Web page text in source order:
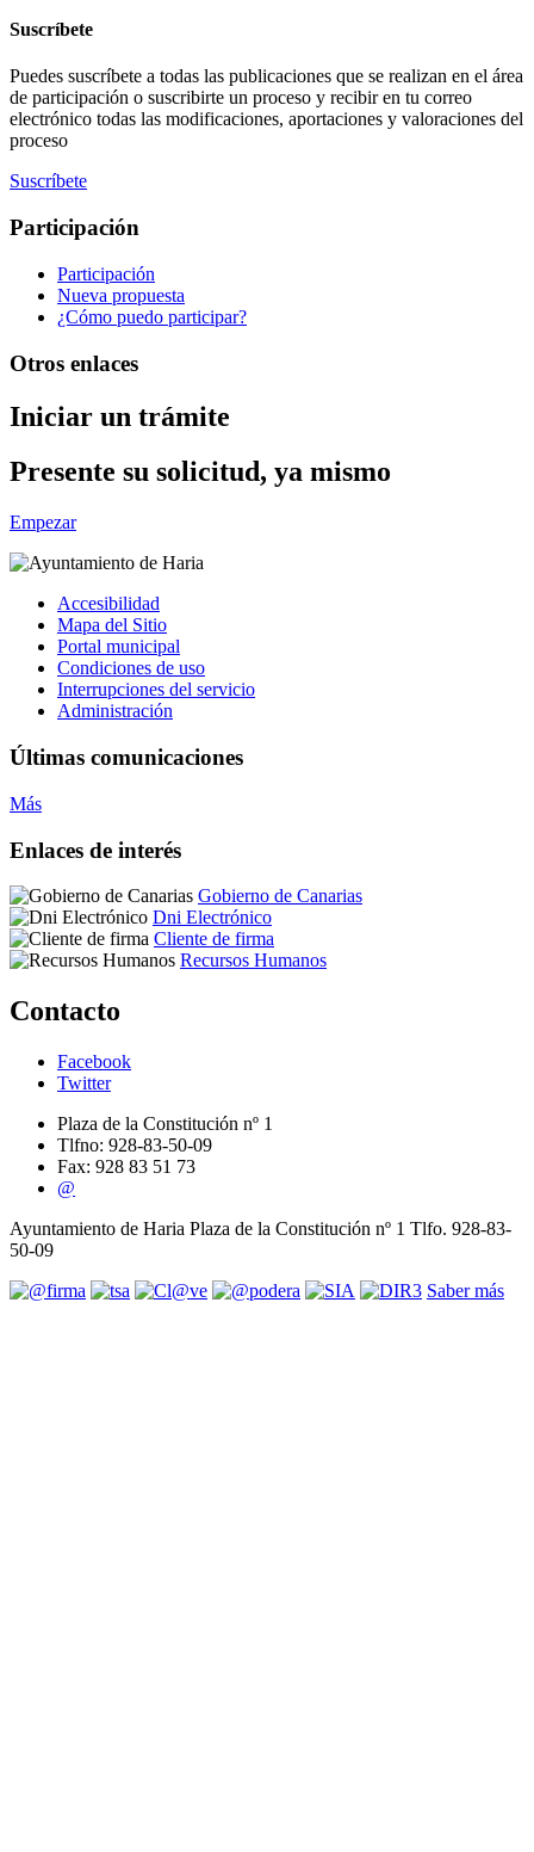
Suscríbete
Puedes suscríbete a todas las publicaciones que se realizan en el área
de participación o suscribirte un proceso y recibir en tu correo
electrónico todas las modificaciones, aportaciones y valoraciones del
proceso
Suscríbete
Participación
Participación
Nueva propuesta
¿Cómo puedo participar?
Otros enlaces
Iniciar un trámite
Presente su solicitud, ya mismo
Empezar
Accesibilidad
Mapa del Sitio
Portal municipal
Condiciones de uso
Interrupciones del servicio
Administración
Últimas comunicaciones
Más
Enlaces de interés
Gobierno de Canarias
Dni Electrónico
Cliente de firma
Recursos Humanos
Contacto
Facebook
Twitter
Plaza de la Constitución nº 1
Tlfno: 928-83-50-09
Fax: 928 83 51 73
@
Ayuntamiento de Haria Plaza de la Constitución nº 1 Tlfo. 928-83-
50-09
Saber más